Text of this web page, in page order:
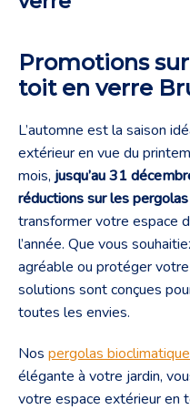
Promotions
toit en verre
L’automne est la saison
extérieur en vue du
mois, jusqu’au 31
réductions sur les
transformer votre espace
l’année. Que vous
agréable ou protéger
solutions sont conçues
toutes les envies.
Nos pergolas
élégante à votre jardin,
votre espace extérieur en